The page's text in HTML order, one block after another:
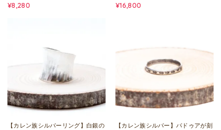
¥8,280 ¥16,800
【カレン族シルバーリング】白銀の
【カレン族シルバー】パドゥアが刻